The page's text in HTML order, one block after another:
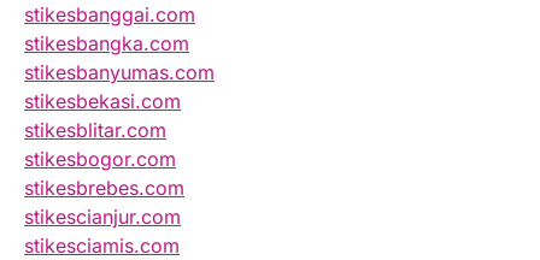
stikesbanggai.com
stikesbangka.com
stikesbanyumas.com
stikesbekasi.com
stikesblitar.com
stikesbogor.com
stikesbrebes.com
stikescianjur.com
stikesciamis.com